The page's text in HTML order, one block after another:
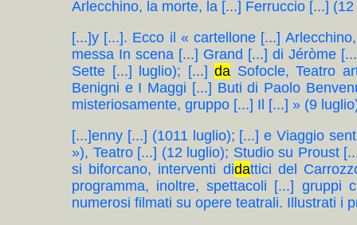
Arlecchino, la morte, la [...] Ferruccio [...]
[...]y [...]. Ecco il « cartellone [...]
messa In scena [...] Grand [...] di Jéròme
Sette [...] luglio); [...]da Sofocle, Teatro
Benigni e I Maggi [...] Buti di Paolo
misteriosamente, gruppo [...] Il [...] » (9
[...]enny [...] (1011 luglio); [...] e Viaggio
»), Teatro [...] (12 luglio); Studio su Proust
si biforcano, interventi didattici del
programma, inoltre, spettacoli [...] gruppi
numerosi filmati su opere teatrali. Illustrati i